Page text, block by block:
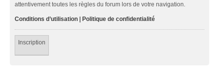
attentivement toutes les règles du forum lors de votre navigation.
Conditions d’utilisation | Politique de confidentialité
Inscription